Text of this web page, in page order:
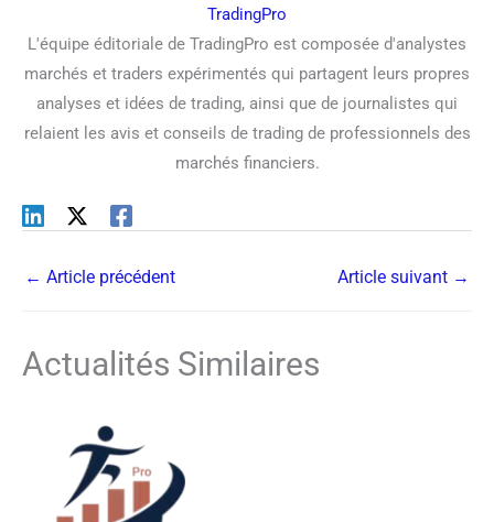
TradingPro
L'équipe éditoriale de TradingPro est composée d'analystes
marchés et traders expérimentés qui partagent leurs propres
analyses et idées de trading, ainsi que de journalistes qui
relaient les avis et conseils de trading de professionnels des
marchés financiers.
← Article précédent Article suivant →
Actualités Similaires